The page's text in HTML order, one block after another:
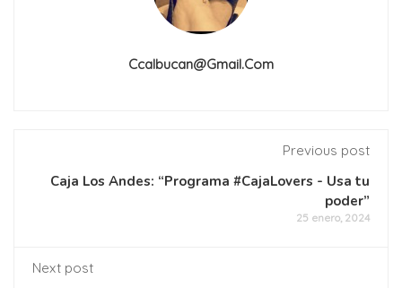
Ccalbucan@gmail.com
Previous post
Caja Los Andes: “Programa #CajaLovers - Usa tu
poder”
25 enero, 2024
Next post